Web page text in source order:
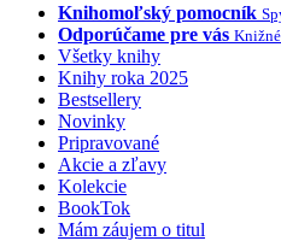
Knihomoľský pomocník
Odporúčame pre vás
Všetky knihy
Knihy roka 2025
Bestsellery
Novinky
Pripravované
Akcie a zľavy
Kolekcie
BookTok
Mám záujem o titul